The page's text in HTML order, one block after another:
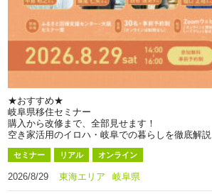
★おすすめ★
岐阜県移住セミナー
購入から改修まで、全部見せます！
空き家活用のイロハ・岐阜での暮らしを徹底解説
セミナー リアル オンライン
2026/8/29 東海エリア 岐阜県